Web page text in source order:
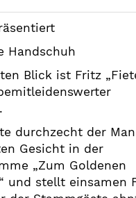
Handschuh
Blick ist Fritz
durchzecht der
Gesicht in der
„Zum Goldenen
und stellt einsamen